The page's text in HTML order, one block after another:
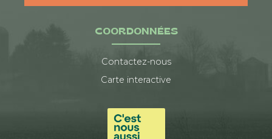
COORDONNÉES
Contactez-nous
Carte interactive